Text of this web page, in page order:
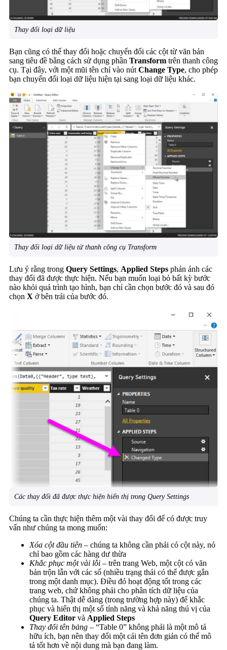
Thay đổi loại dữ liệu
Bạn cũng có thể thay đổi hoặc chuyển đổi các cột từ văn bản
sang tiêu đề bằng cách sử dụng phần Transform trên thanh công
cụ. Tại đây, với một mũi tên chỉ vào nút Change Type, cho phép
bạn chuyển đổi loại dữ liệu hiện tại sang loại dữ liệu khác.
Thay đổi loại dữ liệu từ thanh công cụ Transform
Lưu ý rằng trong Query Settings, Applied Steps phản ánh các
thay đổi đã được thực hiện. Nếu bạn muốn loại bỏ bất kỳ bước
nào khỏi quá trình tạo hình, bạn chỉ cần chọn bước đó và sau đó
chọn X ở bên trái của bước đó.
Các thay đổi đã được thực hiện hiển thị trong Query Settings
Chúng ta cần thực hiện thêm một vài thay đổi để có được truy
vấn như chúng ta mong muốn:
Xóa cột đầu tiên – chúng ta không cần phải có cột này, nó
chỉ bao gồm các hàng dư thừa
Khắc phục một vài lỗi – trên trang Web, một cột có văn
bản trộn lẫn với các số (nhiều trạng thái có thể được gắn
trong một danh mục). Điều đó hoạt động tốt trong các
trang web, chứ không phải cho phân tích dữ liệu của
chúng ta. Thật dễ dàng (trong trường hợp này) để khắc
phục và hiển thị một số tính năng và khả năng thú vị của
Query Editor và Applied Steps
Thay đổi tên bảng – “Table 0” không phải là một mô tả
hữu ích, bạn nên thay đổi một cái tên đơn giản có thể mô
tả tốt hơn về nội dung mà bạn đang làm.